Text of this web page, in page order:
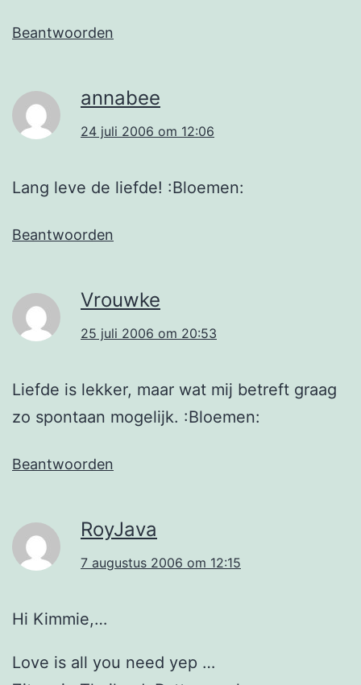
Beantwoorden
annabee
24 juli 2006 om 12:06
Lang leve de liefde! :Bloemen:
Beantwoorden
Vrouwke
25 juli 2006 om 20:53
Liefde is lekker, maar wat mij betreft graag
zo spontaan mogelijk. :Bloemen:
Beantwoorden
RoyJava
7 augustus 2006 om 12:15
Hi Kimmie,…
Love is all you need yep …